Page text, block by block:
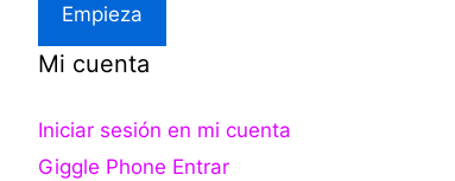
Empieza
Mi cuenta
Iniciar sesión en mi cuenta
Giggle Phone Entrar